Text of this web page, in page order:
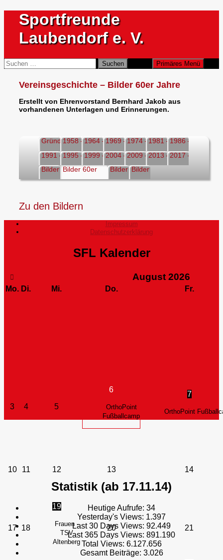
Inhalt
springen
Sportfreunde
Laubendorf e. V.
Suchen Primäres Menü
Suchen
nach:
Vereinsgeschichte – Bilder 60er Jahre
Erstellt von Ehrenvorstand Bernhard Jakob aus
vorhandenen Unterlagen und Erinnerungen.
Gründung1958 – 19631964 – 19681969 – 19731974 – 19801981 – 19851986 – 1990
1991 – 19941995 – 19981999 – 20032004 – 20082009 – 20122013 – 20162017 – 2020
Bilder SVBilder 60er Bilder 70erBilder 90er
Zu den Bildern
Impressum
Datenschutzerklärung
SFL Kalender
August 2026
Mo. Di. Mi. Do. Fr.
3 4 5
6
OrthoPoint
Fußballcamp
7
OrthoPoint
10 11 12 13 14
17 18
19
Frauen -
TSV
Altenberg
20 21
Statistik (ab 17.11.14)
Heutige Aufrufe: 34
Yesterday's Views: 1.397
Last 30 Days Views: 92.449
Last 365 Days Views: 891.190
Total Views: 6.127.656
Gesamt Beiträge: 3.026